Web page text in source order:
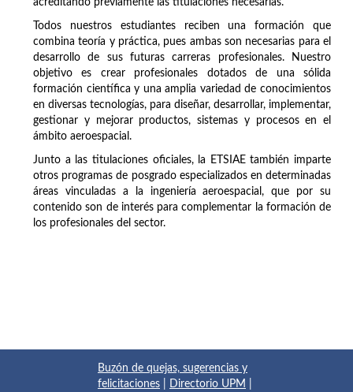
acreditando previamente las titulaciones necesarias.
Todos nuestros estudiantes reciben una formación que
combina teoría y práctica, pues ambas son necesarias para el
desarrollo de sus futuras carreras profesionales. Nuestro
objetivo es crear profesionales dotados de una sólida
formación científica y una amplia variedad de conocimientos
en diversas tecnologías, para diseñar, desarrollar, implementar,
gestionar y mejorar productos, sistemas y procesos en el
ámbito aeroespacial.
Junto a las titulaciones oficiales, la ETSIAE también imparte
otros programas de posgrado especializados en determinadas
áreas vinculadas a la ingeniería aeroespacial, que por su
contenido son de interés para complementar la formación de
los profesionales del sector.
Buzón de quejas, sugerencias y
felicitaciones
Directorio UPM